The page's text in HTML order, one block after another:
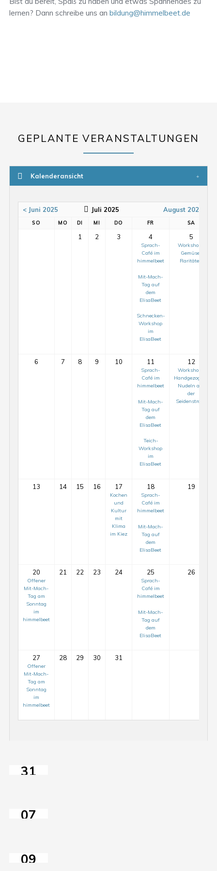
lernen? Dann schreibe uns an bildung@himmelbeet.de
GEPLANTE VERANSTALTUNGEN
Kalenderansicht
< Juni 2025 Juli 2025 August 2025 >
SO MO DI MI DO FR SA
1 2 3 4
Sprach-
Café im
himmelbeet
Mit-Mach-
Tag auf
dem
ElisaBeet
Schnecken-
Workshop
im
ElisaBeet
5
Workshop |
Gemüse-
Raritäten
6 7 8 9 10 11
Sprach-
Café im
himmelbeet
Mit-Mach-
Tag auf
dem
ElisaBeet
Teich-
Workshop
im
ElisaBeet
12
Workshop |
Handgezogene
Nudeln auf
der
Seidenstraße
13 14 15 16 17
Kochen
und
Kultur
mit
Klima
im Kiez
18
Sprach-
Café im
himmelbeet
Mit-Mach-
Tag auf
dem
ElisaBeet
19
20
Offener
Mit-Mach-
Tag am
Sonntag
im
himmelbeet
21 22 23 24 25
Sprach-
Café im
himmelbeet
Mit-Mach-
Tag auf
dem
ElisaBeet
26
27
Offener
Mit-Mach-
Tag am
Sonntag
im
himmelbeet
28 29 30 31
31
Mit-
Mach-
07
auf
09
GartenSprechstunde